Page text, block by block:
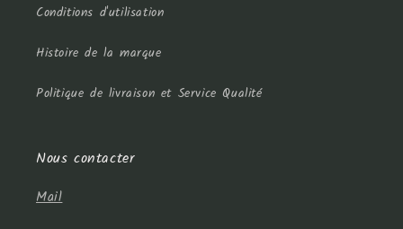
Conditions d'utilisation
Histoire de la marque
Politique de livraison et Service Qualité
Nous contacter
Mail